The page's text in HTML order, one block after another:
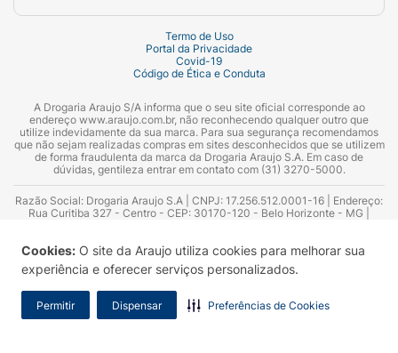
Cookies: O site da Araujo utiliza cookies para melhorar sua
experiência e oferecer serviços personalizados.
Permitir Dispensar Preferências de Cookies
Termo de Uso
Portal da Privacidade
Covid-19
Código de Ética e Conduta
A Drogaria Araujo S/A informa que o seu site oficial corresponde ao
endereço www.araujo.com.br, não reconhecendo qualquer outro que
utilize indevidamente da sua marca. Para sua segurança recomendamos
que não sejam realizadas compras em sites desconhecidos que se utilizem
de forma fraudulenta da marca da Drogaria Araujo S.A. Em caso de
dúvidas, gentileza entrar em contato com (31) 3270-5000.
Razão Social: Drogaria Araujo S.A | CNPJ: 17.256.512.0001-16 | Endereço:
Rua Curitiba 327 - Centro - CEP: 30170-120 - Belo Horizonte - MG |
Azevedo Guimarães – CRF 10.965 | Yasmin Silva Alvarenga – CRF 52.584 -
Consultor substituto: Thiago Aguiar Pinheiro - CRF Nº 13.748. Alvará
Sanitário: 2025020713 | Autorização de Funcionamento da Empresa (AFE):